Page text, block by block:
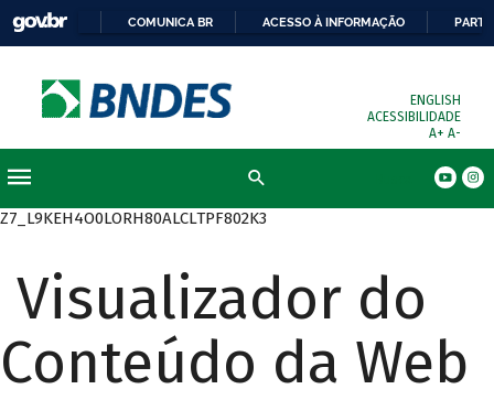
COMUNICA BR ACESSO À INFORMAÇÃO
ENGLISH
ACESSIBILIDADE
A+ A-
Z7_L9KEH4O0LORH80ALCLTPF802K3
Visualizador do
Conteúdo da Web